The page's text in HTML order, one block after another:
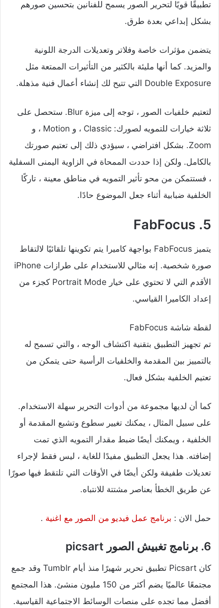
تطبيقًا قويًا لتحرير الصور يسمح للفنانين بتحسين صورهم
بشكل إبداعي بعدة طرق.
يتضمن مؤثرات خاصة وفلاتر وتعديلات الدرجة اللونية
والمزيد. كما أنها مليئة بالكثير من التأثيرات الممتعة مثل
Double Exposure التي تتيح لك إنشاء أعمال فنية مذهلة.
لتعتيم خلفيات الصور ، توجه إلى ميزة Blur. ستحصل على
ثلاثة خيارات للتمويه لصورك: Classic ، و Motion ، و
Zoom. بشكل افتراضي ، سيؤدي ذلك إلى تعتيم صورتك
بالكامل. ولكن إذا حددت الممحاة في الزاوية اليمنى السفلية
، فستتمكن من محو تأثير التمويه في مناطق معينة ، تاركًا
الخلفية ضبابية أثناء جعل الموضوع حادًا.
5. FabFocus
يتميز FabFocus بواجهة كاميرا يتم تكوينها تلقائيًا لالتقاط
صورة شخصية. إنه مثالي للاستخدام على طرازات iPhone
الأقدم التي لا تحتوي على خيار Portrait Mode كجزء من
إعداد الكاميرا القياسي.
لقطة شاشة FabFocus
تم تجهيز التطبيق بتقنية اكتشاف الوجه ، والتي تسمح له
بالتمييز بين المقدمة والخلفيات الرأسية حتى يتمكن من
تعتيم الخلفية بشكل فعال.
كما أن لديها مجموعة من أدوات التحرير سهلة الاستخدام.
على سبيل المثال ، يمكنك تغيير سطوع وتشبع المقدمة أو
الخلفية ، ويمكنك أيضًا ضبط مقدار التمويه الذي تمت
إضافته. هذا يجعل التطبيق مفيدًا للغاية ، ليس فقط لإجراء
تعديلات طفيفة ولكن أيضًا في الأوقات التي تلتقط فيها صورًا
عن طريق الخطأ بعناصر مشتتة للانتباه.
حمل الان : برنامج عمل فيديو من الصور مع اغنية .
6. برنامج تغبيش الصور picsart
كان Picsart تطبيق تحرير شهيرًا منذ أيام Tumblr وقد جمع
مجتمعًا عالميًا يضم أكثر من 150 مليون منشئ. هذا المجتمع
أفضل مما تجده على منصات الوسائط الاجتماعية القياسية.